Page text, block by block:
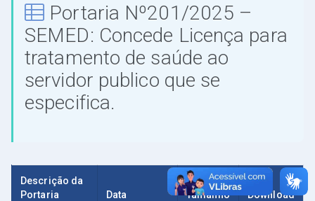
Portaria Nº201/2025 –
SEMED: Concede Licença para
tratamento de saúde ao
servidor publico que se
especifica.
Descrição da
Portaria
Data Tamanho Download